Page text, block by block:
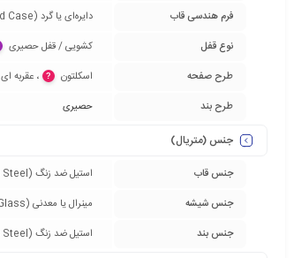
فرم هندسی قاب دایره‌ای یا گرد (Round Case)‏
نوع قفل کشویی / قفل حصیری‏
طرح صفحه اسکلتون‏ ? ‏، عقربه ای‏
طرح بند حصیری
جنس (متریال)
جنس قاب استیل ضد زنگ (Stainless Steel)‏
جنس شیشه مینرال یا معدنی (Mineral Glass)‏
جنس بند استیل ضد زنگ (Stainless Steel)‏